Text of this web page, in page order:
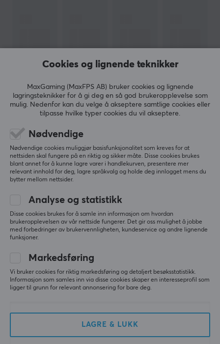
fleksibilitet definerer Lanberg, som tilbyr forskjellige
produktsortimentet deres utvikles hele tiden, og
varemerket bygger på kontinuerlig kvalitetsforbedring
av produktene. Talentet deres for å skreddersy
produkter etter markedets behov har bidratt med
kontinuerlig tilvekst.
Hvis du er på jakt etter en kabel eller adapter, så har
Lanberg med sin brede produktportefølje sannsynligvis
strukturert kabling, inkludert LAN- og patchkabler, og
dessuten verktøy til å bygge LAN-nettverksinfrastruktur
med. Du finner også verktøy og produkter som hjelper
deg med å trekke alle kabler riktig.
SPESIFIKASJONER
DIMENSJON & VEKT
305 meter
VIS MER
0.0
Basert på 0 vurderinger
4
2
1
0%
SKRIV ANMELDELSE
Cookies og lignende teknikker
MaxGaming (MaxFPS AB) bruker cookies og lignende
lagringsteknikker for å gi deg en så god brukeropplevelse som
mulig. Nedenfor kan du velge å akseptere samtlige cookies eller
tilpasse hvilke typer cookies du vil akseptere.
Nødvendige
Nødvendige cookies muliggjør basisfunksjonalitet som kreves for at
nettsiden skal fungere på en riktig og sikker måte. Disse cookies brukes
blant annet for å kunne lagre varer i handlekurven, presentere mer
relevant innhold for deg, lagre språkvalg og holde deg innlogget mens du
bytter mellom nettsider.
Analyse og statistikk
Disse cookies brukes for å samle inn informasjon om hvordan
brukeropplevelsen av vår nettside fungerer. Det gir oss mulighet å jobbe
med forbedringer av brukervennligheten, kundeservice og andre lignende
funksjoner.
Markedsføring
Vi bruker cookies for riktig markedsføring og detaljert besøksstatistikk.
Informasjon som samles inn via disse cookies skaper en interesseprofil som
ligger til grunn for relevant annonsering for bare deg.
LAGRE & LUKK